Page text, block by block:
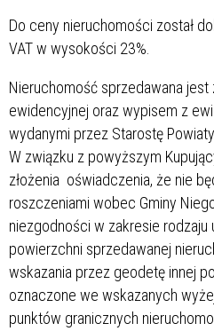
Do ceny nieruchomości został
VAT w wysokości 23%.
Nieruchomość sprzedawana
ewidencyjnej oraz wypisem z
wydanymi przez Starostę
W związku z powyższym
złożenia oświadczenia, że nie
roszczeniami wobec Gminy
niezgodności w zakresie rodzaju
powierzchni sprzedawanej
wskazania przez geodetę innej
oznaczone we wskazanych
punktów granicznych